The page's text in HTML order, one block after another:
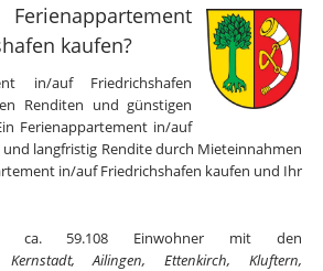
kaufen?
in/auf Friedrichshafen
Renditen und günstigen
Ferienappartement in/auf
langfristig Rendite durch Mieteinnahmen
in/auf Friedrichshafen kaufen und Ihr
ca. 59.108 Einwohner mit den
Kernstadt, Ailingen, Ettenkirch, Kluftern,